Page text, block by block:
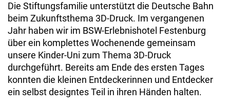
Die Stiftungsfamilie unterstützt die Deutsche Bahn
beim Zukunftsthema 3D-Druck. Im vergangenen
Jahr haben wir im BSW-Erlebnishotel Festenburg
über ein komplettes Wochenende gemeinsam
unsere Kinder-Uni zum Thema 3D-Druck
durchgeführt. Bereits am Ende des ersten Tages
konnten die kleinen Entdeckerinnen und Entdecker
ein selbst designtes Teil in ihren Händen halten.